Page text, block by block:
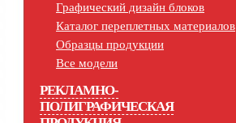
Графический дизайн блоков
Каталог переплетных материалов
Образцы продукции
Все модели
РЕКЛАМНО-
ПОЛИГРАФИЧЕСКАЯ